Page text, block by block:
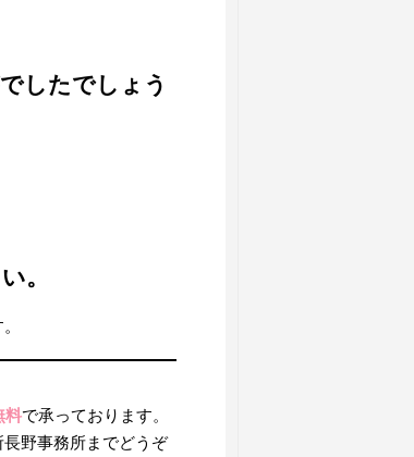
したでしょう
。
料で承っております。
野事務所までどうぞ